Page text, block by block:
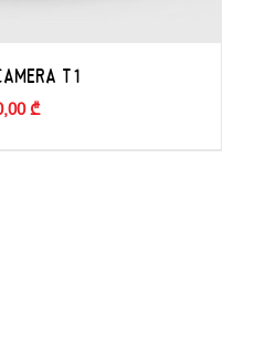
T1
₾